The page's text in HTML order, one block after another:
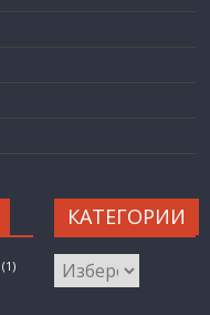
(1)
КАТЕГОРИИ
КАТЕГОРИИ